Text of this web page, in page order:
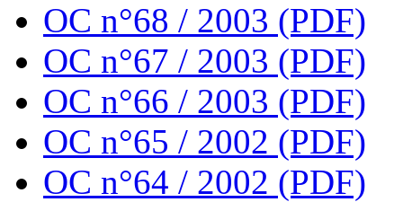
OC n°68 / 2003 (PDF)
OC n°67 / 2003 (PDF)
OC n°66 / 2003 (PDF)
OC n°65 / 2002 (PDF)
OC n°64 / 2002 (PDF)